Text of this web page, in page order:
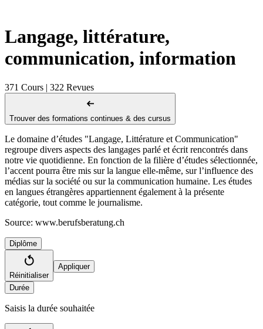
Langage, littérature,
communication, information
371 Cours | 322 Revues
Trouver des formations continues & des cursus
Le domaine d’études "Langage, Littérature et Communication"
regroupe divers aspects des langages parlé et écrit rencontrés dans
notre vie quotidienne. En fonction de la filière d’études sélectionnée,
l’accent pourra être mis sur la langue elle-même, sur l’influence des
médias sur la société ou sur la communication humaine. Les études
en langues étrangères appartiennent également à la présente
catégorie, tout comme le journalisme.
Source: www.berufsberatung.ch
Diplôme
Réinitialiser
Appliquer
Durée
Saisis la durée souhaitée